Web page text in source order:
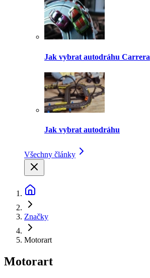
Jak vybrat autodráhu Carrera
Jak vybrat autodráhu
Všechny články
Značky
Motorart
Motorart